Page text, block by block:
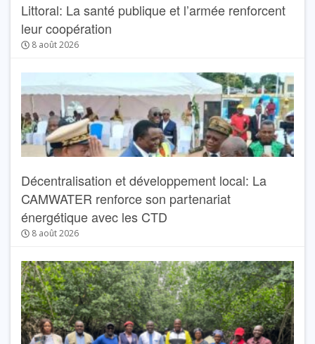
Littoral: La santé publique et l’armée renforcent
leur coopération
8 août 2026
Décentralisation et développement local: La
CAMWATER renforce son partenariat
énergétique avec les CTD
8 août 2026